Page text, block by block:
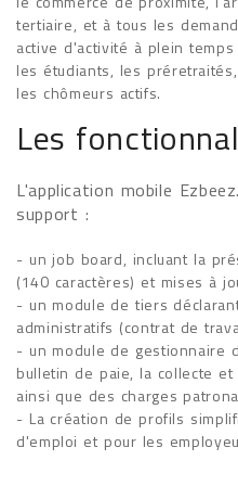
tertiaire, et à tous les
active d'activité à plein
les étudiants, les
les chômeurs actifs.
Les
L'application mobile
support :
- un job board, incluant la
(140 caractères) et mises à
- un module de tiers
administratifs (contrat de
- un module de gestionnaire
bulletin de paie, la collecte
ainsi que des charges
- La création de profils
d'emploi et pour les